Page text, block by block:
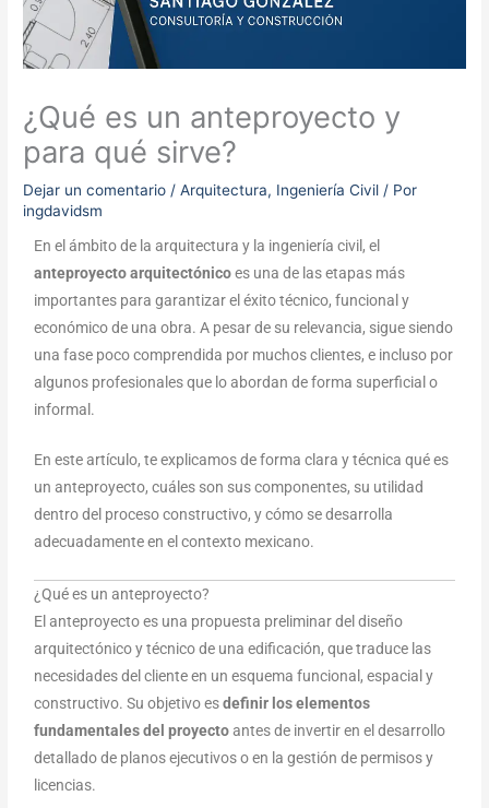
¿Qué es un anteproyecto y
para qué sirve?
Dejar un comentario /Arquitectura, Ingeniería Civil / Por
ingdavidsm
En el ámbito de la arquitectura y la ingeniería civil, el
anteproyecto arquitectónicoes una de las etapas más
importantes para garantizar el éxito técnico, funcional y
económico de una obra. A pesar de su relevancia, sigue siendo
una fase poco comprendida por muchos clientes, e incluso por
algunos profesionales que lo abordan de forma superficial o
informal.
En este artículo, te explicamos de forma clara y técnica qué es
un anteproyecto, cuáles son sus componentes, su utilidad
dentro del proceso constructivo, y cómo se desarrolla
adecuadamente en el contexto mexicano.
¿Qué es un anteproyecto?
El anteproyecto es una propuesta preliminar del diseño
arquitectónico y técnico de una edificación, que traduce las
necesidades del cliente en un esquema funcional, espacial y
constructivo. Su objetivo esdefinir los elementos
fundamentales del proyectoantes de invertir en el desarrollo
detallado de planos ejecutivos o en la gestión de permisos y
licencias.